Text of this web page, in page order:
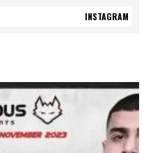
INSTAGRAM